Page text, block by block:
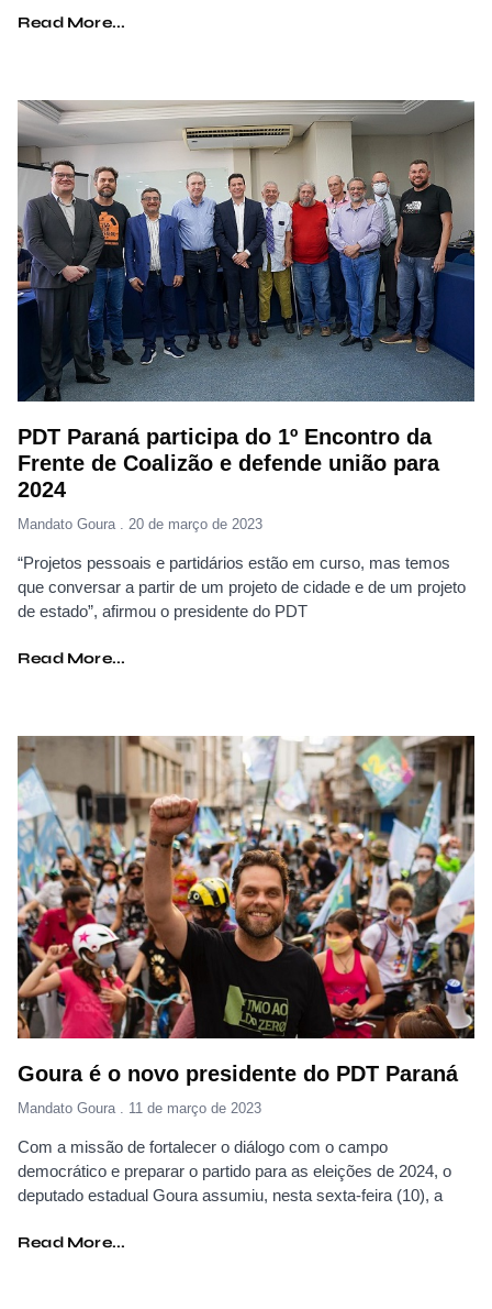
Read More...
PDT Paraná participa do 1º Encontro da
Frente de Coalizão e defende união para
2024
Mandato Goura 20 de março de 2023
“Projetos pessoais e partidários estão em curso, mas temos
que conversar a partir de um projeto de cidade e de um projeto
de estado”, afirmou o presidente do PDT
Read More...
Goura é o novo presidente do PDT Paraná
Mandato Goura 11 de março de 2023
Com a missão de fortalecer o diálogo com o campo
democrático e preparar o partido para as eleições de 2024, o
deputado estadual Goura assumiu, nesta sexta-feira (10), a
Read More...